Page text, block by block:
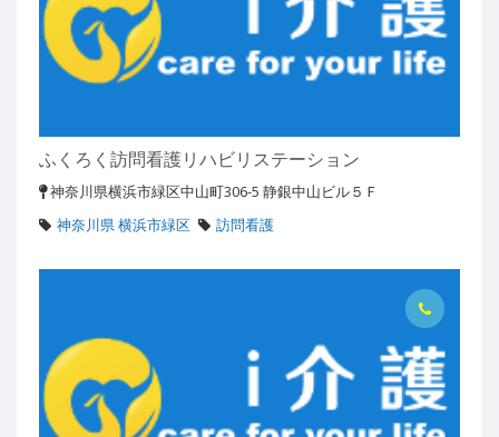
ふくろく訪問看護リハビリステーション
神奈川県横浜市緑区中山町306-5 静銀中山ビル５Ｆ
神奈川県 横浜市緑区
訪問看護